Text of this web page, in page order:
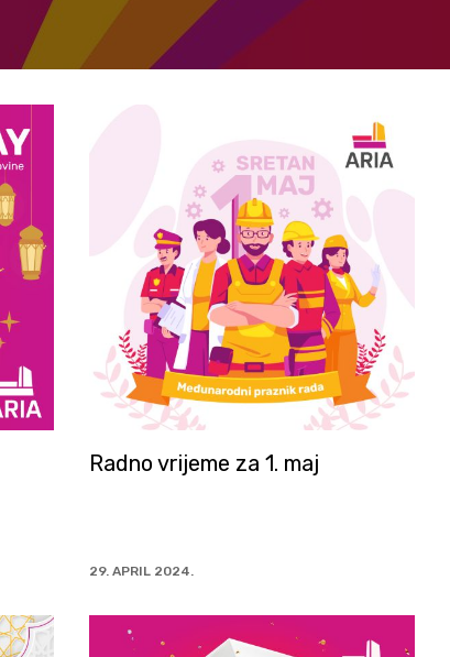
Radno vrijeme za 1. maj
29. APRIL 2024.